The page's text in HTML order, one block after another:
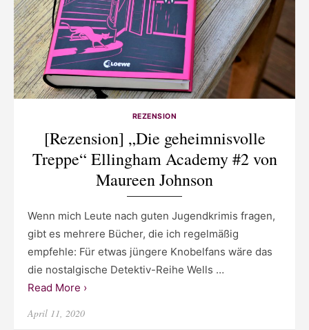
REZENSION
[Rezension] „Die geheimnisvolle
Treppe“ Ellingham Academy #2 von
Maureen Johnson
Wenn mich Leute nach guten Jugendkrimis fragen,
gibt es mehrere Bücher, die ich regelmäßig
empfehle: Für etwas jüngere Knobelfans wäre das
die nostalgische Detektiv-Reihe Wells …
Read More ›
Posted
April 11, 2020